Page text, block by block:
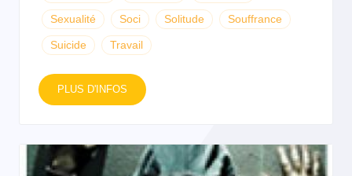
Sexualité Soci Solitude Souffrance
Suicide Travail
PLUS D'INFOS